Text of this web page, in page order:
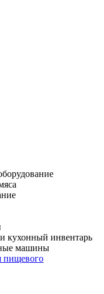
кухонный инвентарь
машины
пищевого